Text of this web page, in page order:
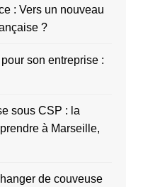
: Vers un nouveau
?
son entreprise :
sous CSP : la
à Marseille,
de couveuse